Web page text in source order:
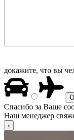
докажите, что вы
Спасибо за Ваше
Наш менеджер